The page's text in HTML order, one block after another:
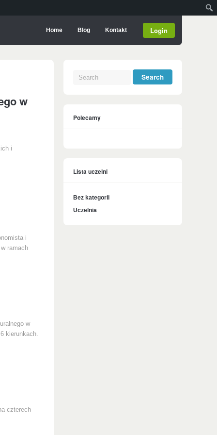
Home Blog Kontakt Login
w
i
i
ramach
w
kierunkach.
czterech
Polecamy
Lista uczelni
Bez kategorii
Uczelnia